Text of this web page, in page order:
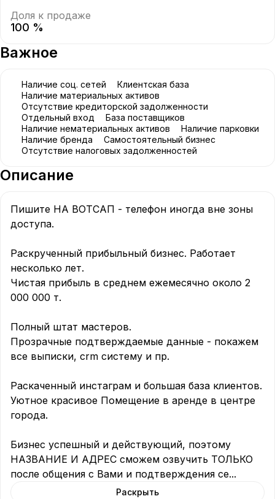
Доля к продаже
100 %
Важное
Наличие соц. сетей
Клиентская база
Наличие материальных активов
Отсутствие кредиторской задолженности
Отдельный вход
База поставщиков
Наличие нематериальных активов
Наличие парковки
Наличие бренда
Самостоятельный бизнес
Отсутствие налоговых задолженностей
Описание
Пишите НА ВОТСАП - телефон иногда вне зоны
доступа.
Раскрученный прибыльный бизнес. Работает
несколько лет.
Чистая прибыль в среднем ежемесячно около 2
000 000 т.
Полный штат мастеров.
Прозрачные подтверждаемые данные - покажем
все выписки, crm систему и пр.
Раскаченный инстаграм и большая база клиентов.
Уютное красивое Помещение в аренде в центре
города.
Бизнес успешный и действующий, поэтому
НАЗВАНИЕ И АДРЕС сможем озвучить ТОЛЬКО
после общения с Вами и подтверждения се...
Раскрыть